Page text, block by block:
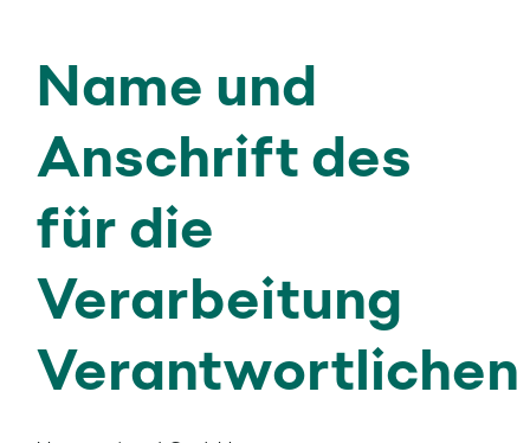
Name und
Anschrift des
für die
Verarbeitung
Verantwortlichen